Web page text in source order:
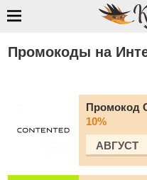
Промокоды на
Промокод
10%
АВГУСТ